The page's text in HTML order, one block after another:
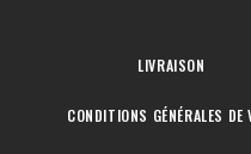
LIVRAISON
CONDITIONS GÉNÉRALES DE